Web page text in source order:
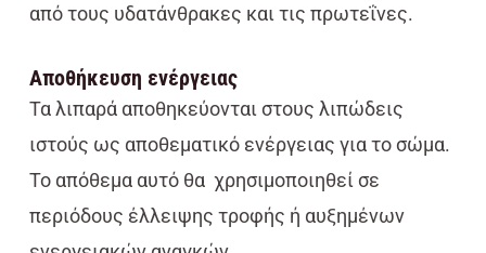
από τους υδατάνθρακες και τις πρωτεΐνες.
Αποθήκευση ενέργειας
Τα λιπαρά αποθηκεύονται στους λιπώδεις
ιστούς ως αποθεματικό ενέργειας για το σώμα.
Το απόθεμα αυτό θα χρησιμοποιηθεί σε
περιόδους έλλειψης τροφής ή αυξημένων